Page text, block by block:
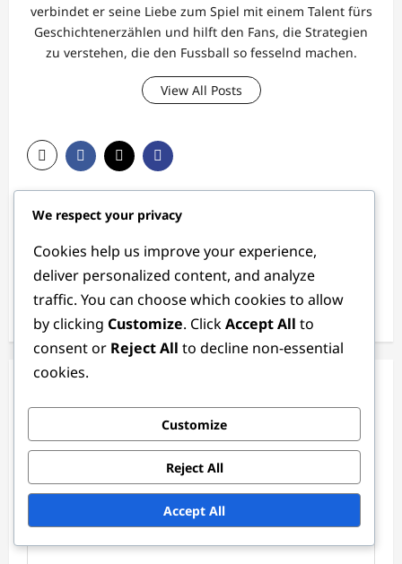
verbindet er seine Liebe zum Spiel mit einem Talent fürs
Geschichtenerzählen und hilft den Fans, die Strategien
zu verstehen, die den Fussball so fesselnd machen.
View All Posts
P
o
s
n
a
v
a
i
o
Previous:
Mittelfeldtrainer: Trainingsmethoden, Übungen,
Analyse
Your email address will not be published.
are marked*
Comment*
We respect your privacy
Cookies help us improve your experience,
deliver personalized content, and analyze
traffic. You can choose which cookies to allow
by clicking Customize. ClickAccept All to
consent or Reject All to decline non-essential
cookies.
Customize
Reject All
Accept All